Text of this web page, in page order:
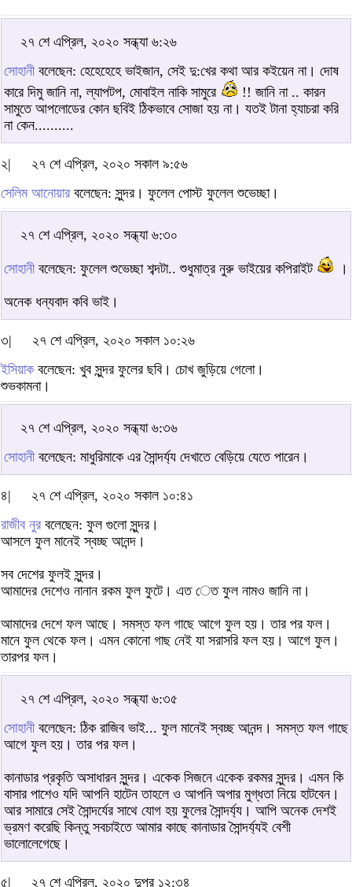
২৭ শে এপ্রিল, ২০২০ সন্ধ্যা ৬:২৬
সোহানীবলেছেন: হেহেহেহে ভাইজান, সেই দু:খের কথা আর কইয়েন না। দোষ
কারে দিমু জানি না, ল্যাপটপ, মোবাইল নাকি সামুরে
!! জানি না .. কারন
সামুতে আপলোডের কোন ছবিই ঠিকভাবে সোজা হয় না। যতই টানা হ্যাচরা করি
না কেন..........
২|
২৭ শে এপ্রিল, ২০২০ সকাল ৯:৫৬
সেলিম আনোয়ার বলেছেন: সুন্দর। ফুলেল পোস্ট ফুলেল শুভেচ্ছা।
২৭ শে এপ্রিল, ২০২০ সন্ধ্যা ৬:৩০
সোহানীবলেছেন: ফুলেল শুভেচ্ছা শব্দটা.. শুধুমাত্র নুরু ভাইয়ের কপিরাইট ।
অনেক ধন্যবাদ কবি ভাই।
৩|
২৭ শে এপ্রিল, ২০২০ সকাল ১০:২৬
ইসিয়াকবলেছেন: খুব সুন্দর ফুলের ছবি। চোখ জুড়িয়ে গেলো।
শুভকামনা।
২৭ শে এপ্রিল, ২০২০ সন্ধ্যা ৬:৩৬
সোহানীবলেছেন: মাধুরিমাকে এর সৈান্দর্য্য দেখাতে বেড়িয়ে যেতে পারেন।
৪|
২৭ শে এপ্রিল, ২০২০ সকাল ১০:৪১
রাজীব নুর বলেছেন: ফুল গুলো সুন্দর।
আসলে ফুল মানেই স্বচ্ছ আনন্দ।
সব দেশের ফুলই সুন্দর।
আমাদের দেশেও নানান রকম ফুল ফুটে। এত েত ফুল নামও জানি না।
আমাদের দেশে ফল আছে। সমস্ত ফল গাছে আগে ফুল হয়। তার পর ফল।
মানে ফুল থেকে ফল। এমন কোনো গাছ নেই যা সরাসরি ফল হয়। আগে ফুল।
তারপর ফল।
২৭ শে এপ্রিল, ২০২০ সন্ধ্যা ৬:৩৫
সোহানীবলেছেন: ঠিক রাজিব ভাই... ফুল মানেই স্বচ্ছ আনন্দ। সমস্ত ফল গাছে
আগে ফুল হয়। তার পর ফল।
কানাডার প্রকৃতি অসাধারন সুন্দর। একেক সিজনে একেক রকমর সুন্দর। এমন কি
বাসার পাশেও যদি আপনি হাটেন তাহলে ও আপনি অপার মুগ্ধতা নিয়ে হাটবেন।
আর সামারে সেই সৈান্দর্যের সাথে যোগ হয় ফুলের সৈান্দর্য্য। আপি অনেক দেশই
ভ্রমণ করেছি কিন্তু সবচাইতে আমার কাছে কানাডার সৈান্দর্য্যই বেশী
ভালোলেগেছে।
৫| ২৭ শে এপ্রিল, ২০২০ দুপুর ১২:৩৪